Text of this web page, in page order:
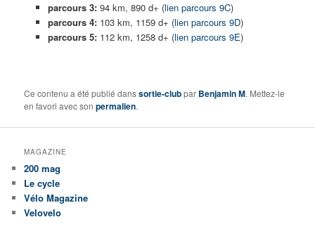
parcours 3:94 km, 890 d+ (lien parcours 9C)
parcours 4:103 km, 1159 d+ (lien parcours 9D)
parcours 5:112 km, 1258 d+ (lien parcours 9E)
Ce contenu a été publié danssortie-clubpar Benjamin M. Mettez-le
en favori avec sonpermalien.
MAGAZINE
200 mag
Le cycle
Vélo Magazine
Velovelo